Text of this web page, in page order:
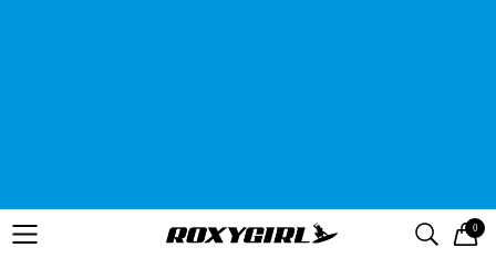
메뉴 검색
로고 0